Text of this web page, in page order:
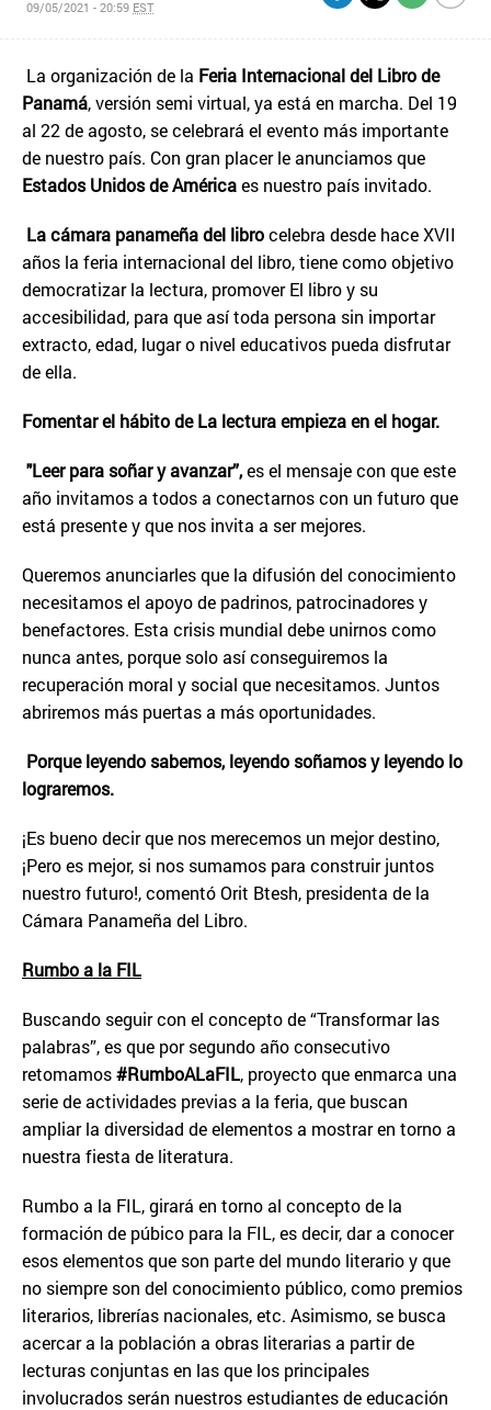
09/05/2021 - 20:59 EST
La organización de la Feria Internacional del Libro de
Panamá, versión semi virtual, ya está en marcha. Del 19
al 22 de agosto, se celebrará el evento más importante
de nuestro país. Con gran placer le anunciamos que
Estados Unidos de Américaes nuestro país invitado.
La cámara panameña del librocelebra desde hace XVII
años la feria internacional del libro, tiene como objetivo
democratizar la lectura, promover El libro y su
accesibilidad, para que así toda persona sin importar
extracto, edad, lugar o nivel educativos pueda disfrutar
de ella.
Fomentar el hábito de La lectura empieza en el hogar.
"Leer para soñar y avanzar”,es el mensaje con que este
año invitamos a todos a conectarnos con un futuro que
está presente y que nos invita a ser mejores.
Queremos anunciarles que la difusión del conocimiento
necesitamos el apoyo de padrinos, patrocinadores y
benefactores. Esta crisis mundial debe unirnos como
nunca antes, porque solo así conseguiremos la
recuperación moral y social que necesitamos. Juntos
abriremos más puertas a más oportunidades.
Porque leyendo sabemos, leyendo soñamos y leyendo lo
lograremos.
¡Es bueno decir que nos merecemos un mejor destino,
¡Pero es mejor, si nos sumamos para construir juntos
nuestro futuro!, comentó Orit Btesh, presidenta de la
Cámara Panameña del Libro.
Rumbo a la FIL
Buscando seguir con el concepto de “Transformar las
palabras”, es que por segundo año consecutivo
retomamos#RumboALaFIL, proyecto que enmarca una
serie de actividades previas a la feria, que buscan
ampliar la diversidad de elementos a mostrar en torno a
nuestra fiesta de literatura.
Rumbo a la FIL, girará en torno al concepto de la
formación de púbico para la FIL, es decir, dar a conocer
esos elementos que son parte del mundo literario y que
no siempre son del conocimiento público, como premios
literarios, librerías nacionales, etc. Asimismo, se busca
acercar a la población a obras literarias a partir de
lecturas conjuntas en las que los principales
involucrados serán nuestros estudiantes de educación